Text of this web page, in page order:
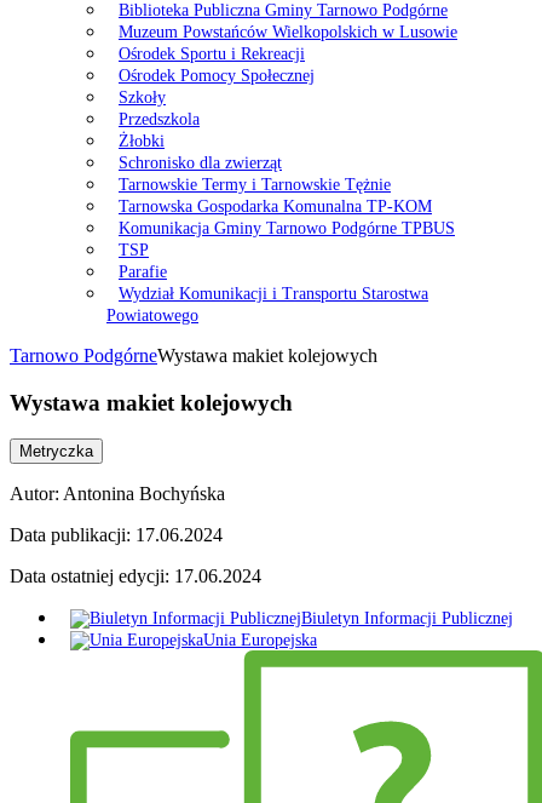
Biblioteka Publiczna Gminy Tarnowo Podgórne
Muzeum Powstańców Wielkopolskich w Lusowie
Ośrodek Sportu i Rekreacji
Ośrodek Pomocy Społecznej
Szkoły
Przedszkola
Żłobki
Schronisko dla zwierząt
Tarnowskie Termy i Tarnowskie Tężnie
Tarnowska Gospodarka Komunalna TP-KOM
Komunikacja Gminy Tarnowo Podgórne TPBUS
TSP
Parafie
Wydział Komunikacji i Transportu Starostwa
Powiatowego
Tarnowo PodgórneWystawa makiet kolejowych
Wystawa makiet kolejowych
Metryczka
Autor: Antonina Bochyńska
Data publikacji: 17.06.2024
Data ostatniej edycji: 17.06.2024
Biuletyn Informacji Publicznej
Unia Europejska